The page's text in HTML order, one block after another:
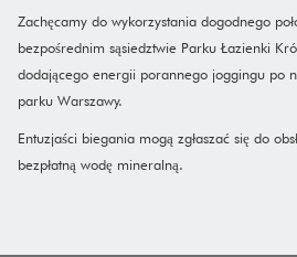
Zachęcamy do wykorzystania dogodnego
bezpośrednim sąsiedztwie Parku Łazienki
dodającego energii porannego joggingu po
parku Warszawy.
​Entuzjaści biegania mogą zgłaszać się do
bezpłatną wodę mineralną.